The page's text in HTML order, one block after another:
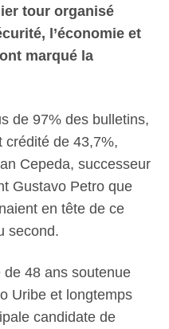
tour organisé
l’économie et
marqué la
de 97% des bulletins,
crédité de 43,7%,
Cepeda, successeur
Gustavo Petro que
en tête de ce
second.
48 ans soutenue
Uribe et longtemps
candidate de